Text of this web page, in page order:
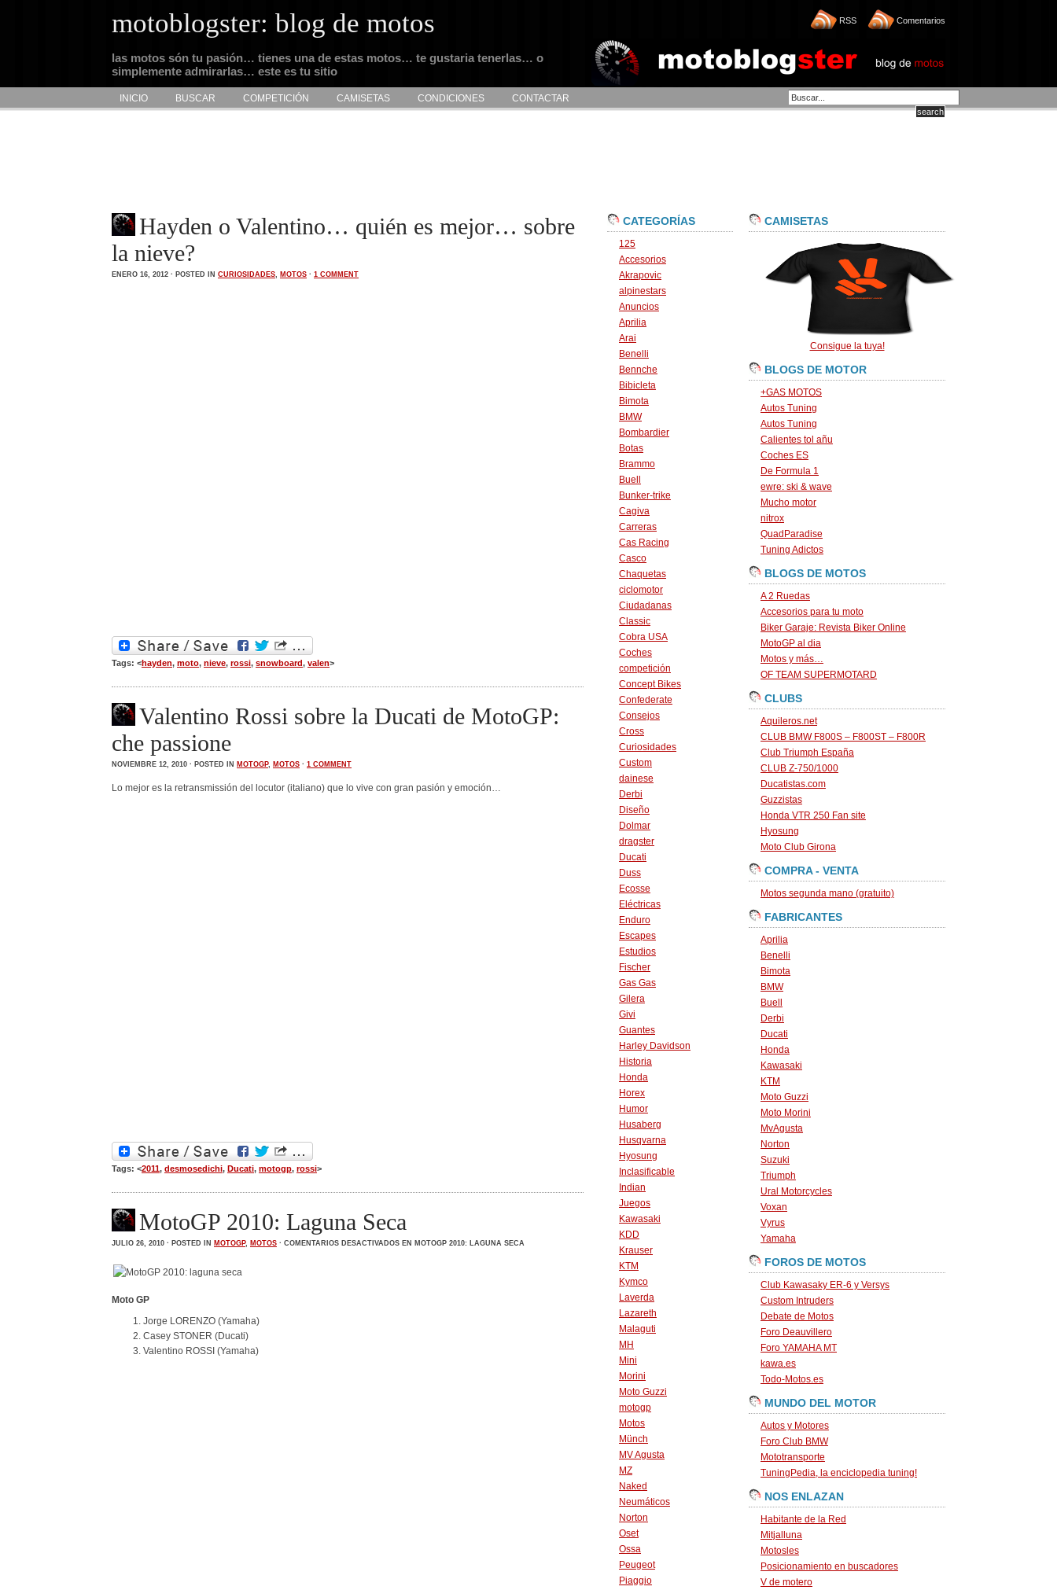
motoblogster: blog de motos
las motos són tu pasión… tienes una de estas motos… te gustaria tenerlas… o
simplemente admirarlas… este es tu sitio
RSS Comentarios
INICIO BUSCAR COMPETICIÓN CAMISETAS CONDICIONES CONTACTAR
Hayden o Valentino… quién es mejor… sobre
la nieve?
ENERO 16, 2012 · POSTED IN CURIOSIDADES, MOTOS · 1 COMMENT
Tags: <hayden, moto, nieve, rossi, snowboard, valen>
Valentino Rossi sobre la Ducati de MotoGP:
che passione
NOVIEMBRE 12, 2010 · POSTED IN MOTOGP, MOTOS · 1 COMMENT
Lo mejor es la retransmissión del locutor (italiano) que lo vive con gran pasión y emoción…
Tags: <2011, desmosedichi, Ducati, motogp, rossi>
MotoGP 2010: Laguna Seca
JULIO 26, 2010 · POSTED IN MOTOGP, MOTOS · COMENTARIOS DESACTIVADOS EN MOTOGP 2010: LAGUNA SECA
Moto GP
Jorge LORENZO (Yamaha)
Casey STONER (Ducati)
Valentino ROSSI (Yamaha)
CATEGORÍAS
125
Accesorios
Akrapovic
alpinestars
Anuncios
Aprilia
Arai
Benelli
Bennche
Bibicleta
Bimota
BMW
Bombardier
Botas
Brammo
Buell
Bunker-trike
Cagiva
Carreras
Cas Racing
Casco
Chaquetas
ciclomotor
Ciudadanas
Classic
Cobra USA
Coches
competición
Concept Bikes
Confederate
Consejos
Cross
Curiosidades
Custom
dainese
Derbi
Diseño
Dolmar
dragster
Ducati
Duss
Ecosse
Eléctricas
Enduro
Escapes
Estudios
Fischer
Gas Gas
Gilera
Givi
Guantes
Harley Davidson
Historia
Honda
Horex
Humor
Husaberg
Husqvarna
Hyosung
Inclasificable
Indian
Juegos
Kawasaki
KDD
Krauser
KTM
Kymco
Laverda
Lazareth
Malaguti
MH
Mini
Morini
Moto Guzzi
motogp
Motos
Münch
MV Agusta
MZ
Naked
Neumáticos
Norton
Oset
Ossa
Peugeot
Piaggio
CAMISETAS
Consigue la tuya!
BLOGS DE MOTOR
+GAS MOTOS
Autos Tuning
Autos Tuning
Calientes tol añu
Coches ES
De Formula 1
ewre: ski & wave
Mucho motor
nitrox
QuadParadise
Tuning Adictos
BLOGS DE MOTOS
A 2 Ruedas
Accesorios para tu moto
Biker Garaje: Revista Biker Online
MotoGP al dia
Motos y más…
OF TEAM SUPERMOTARD
CLUBS
Aquileros.net
CLUB BMW F800S – F800ST – F800R
Club Triumph España
CLUB Z-750/1000
Ducatistas.com
Guzzistas
Honda VTR 250 Fan site
Hyosung
Moto Club Girona
COMPRA - VENTA
Motos segunda mano (gratuito)
FABRICANTES
Aprilia
Benelli
Bimota
BMW
Buell
Derbi
Ducati
Honda
Kawasaki
KTM
Moto Guzzi
Moto Morini
MvAgusta
Norton
Suzuki
Triumph
Ural Motorcycles
Voxan
Vyrus
Yamaha
FOROS DE MOTOS
Club Kawasaky ER-6 y Versys
Custom Intruders
Debate de Motos
Foro Deauvillero
Foro YAMAHA MT
kawa.es
Todo-Motos.es
MUNDO DEL MOTOR
Autos y Motores
Foro Club BMW
Mototransporte
TuningPedia, la enciclopedia tuning!
NOS ENLAZAN
Habitante de la Red
Mitjalluna
Motosles
Posicionamiento en buscadores
V de motero